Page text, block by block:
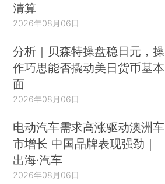
清算
2026年08月06日
分析｜贝森特操盘稳日元，操
作巧思能否撬动美日货币基本
面
2026年08月06日
电动汽车需求高涨驱动澳洲车
市增长 中国品牌表现强劲｜
出海·汽车
2026年08月06日